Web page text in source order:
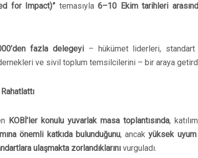
for Impact)” temasıyla 6–10 Ekim tarihleri
fazla delegeyi– hükümet liderleri, standart
ve sivil toplum temsilcilerini – bir araya
KOBİ’ler konulu yuvarlak masa toplantısında,
önemli katkıda bulunduğunu, ancakyüksek
ulaşmakta zorlandıklarını vurguladı.